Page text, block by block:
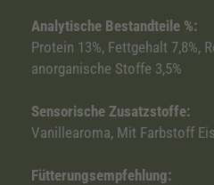
Analytische Bestandteile %:
Protein 13%, Fettgehalt 7,8%,
anorganische Stoffe 3,5%
Sensorische Zusatzstoffe:
Vanillearoma, Mit Farbstoff
Fütterungsempfehlung: